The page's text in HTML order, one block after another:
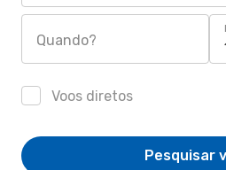
Quando?
Voos diretos
Pesquisar